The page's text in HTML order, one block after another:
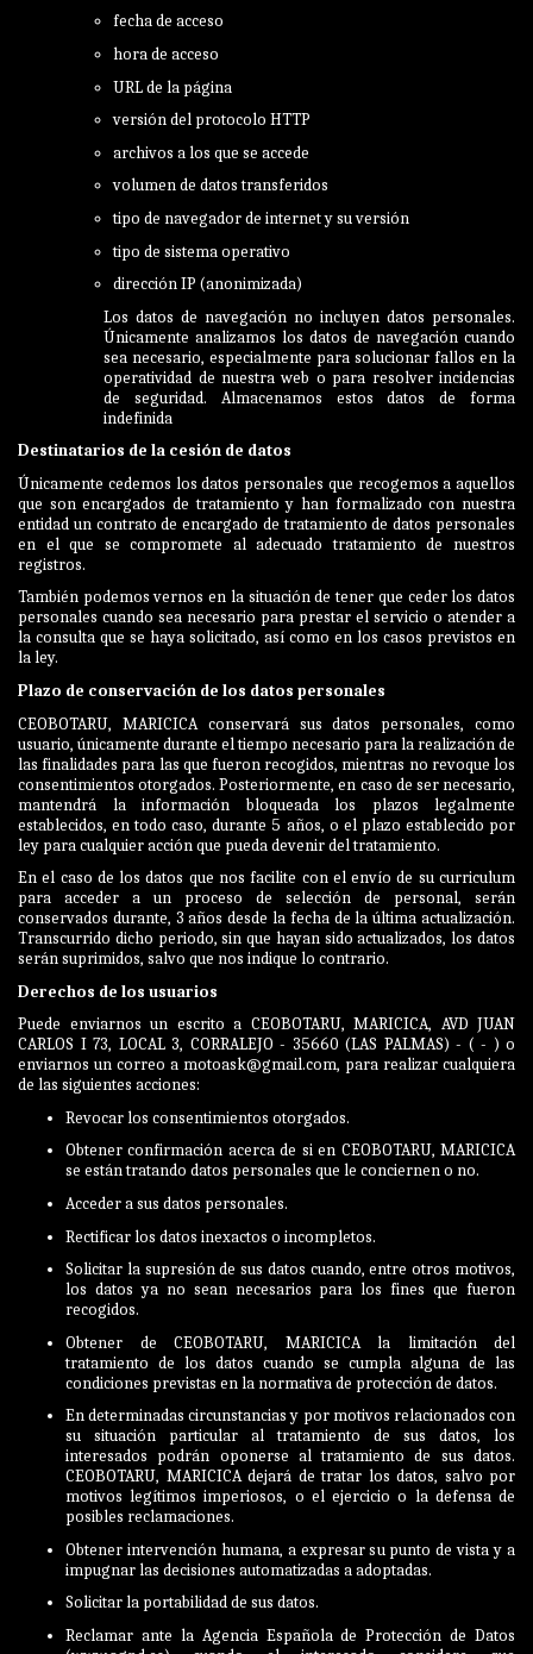
fecha de acceso
hora de acceso
URL de la página
versión del protocolo HTTP
archivos a los que se accede
volumen de datos transferidos
tipo de navegador de internet y su versión
tipo de sistema operativo
dirección IP (anonimizada)
Los datos de navegación no incluyen datos personales.
Únicamente analizamos los datos de navegación cuando
sea necesario, especialmente para solucionar fallos en la
operatividad de nuestra web o para resolver incidencias
de seguridad. Almacenamos estos datos de forma
indefinida
Destinatarios de la cesión de datos
Únicamente cedemos los datos personales que recogemos a aquellos
que son encargados de tratamiento y han formalizado con nuestra
entidad un contrato de encargado de tratamiento de datos personales
en el que se compromete al adecuado tratamiento de nuestros
registros.
También podemos vernos en la situación de tener que ceder los datos
personales cuando sea necesario para prestar el servicio o atender a
la consulta que se haya solicitado, así como en los casos previstos en
la ley.
Plazo de conservación de los datos personales
CEOBOTARU, MARICICA conservará sus datos personales, como
usuario, únicamente durante el tiempo necesario para la realización de
las finalidades para las que fueron recogidos, mientras no revoque los
consentimientos otorgados. Posteriormente, en caso de ser necesario,
mantendrá la información bloqueada los plazos legalmente
establecidos, en todo caso, durante 5 años, o el plazo establecido por
ley para cualquier acción que pueda devenir del tratamiento.
En el caso de los datos que nos facilite con el envío de su curriculum
para acceder a un proceso de selección de personal, serán
conservados durante, 3 años desde la fecha de la última actualización.
Transcurrido dicho periodo, sin que hayan sido actualizados, los datos
serán suprimidos, salvo que nos indique lo contrario.
Derechos de los usuarios
Puede enviarnos un escrito a CEOBOTARU, MARICICA, AVD JUAN
CARLOS I 73, LOCAL 3, CORRALEJO - 35660 (LAS PALMAS) - ( - ) o
enviarnos un correo a motoask@gmail.com, para realizar cualquiera
de las siguientes acciones:
Revocar los consentimientos otorgados.
Obtener confirmación acerca de si en CEOBOTARU, MARICICA
se están tratando datos personales que le conciernen o no.
Acceder a sus datos personales.
Rectificar los datos inexactos o incompletos.
Solicitar la supresión de sus datos cuando, entre otros motivos,
los datos ya no sean necesarios para los fines que fueron
recogidos.
Obtener de CEOBOTARU, MARICICA la limitación del
tratamiento de los datos cuando se cumpla alguna de las
condiciones previstas en la normativa de protección de datos.
En determinadas circunstancias y por motivos relacionados con
su situación particular al tratamiento de sus datos, los
interesados podrán oponerse al tratamiento de sus datos.
CEOBOTARU, MARICICA dejará de tratar los datos, salvo por
motivos legítimos imperiosos, o el ejercicio o la defensa de
posibles reclamaciones.
Obtener intervención humana, a expresar su punto de vista y a
impugnar las decisiones automatizadas a adoptadas.
Solicitar la portabilidad de sus datos.
Reclamar ante la Agencia Española de Protección de Datos